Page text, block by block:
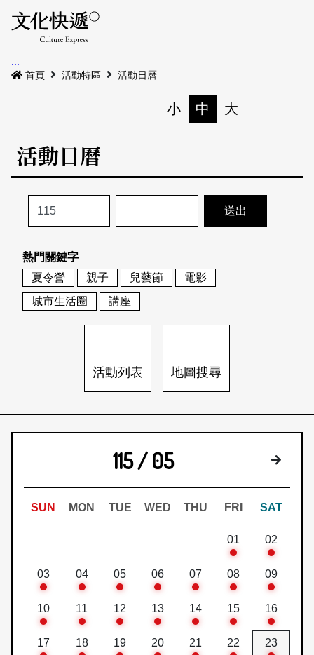
最新公告
本期專題
歷史專題
活動特區
活動列表
地圖搜尋
關於我們
關於我們
刊物索取地點
會員基本資料
刊登活動
網站導覽 English
日本語 登入/註冊
:::
首頁
活動特區 活動日曆
小 中 大
活動日曆
熱門關鍵字
夏令營
親子 兒藝節
電影
城市生活圈
講座
活動列表 地圖搜尋
115 / 05 下個月
SUN MON TUE WED THU FRI SAT
01 02
03 04 05 06 07 08 09
10 11 12 13 14 15 16
17 18 19 20 21 22 23